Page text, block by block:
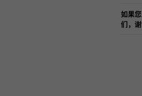
如果
们，谢